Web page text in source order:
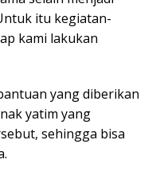
itu kegiatan-
kami lakukan
yang diberikan
yatim yang
sehingga bisa